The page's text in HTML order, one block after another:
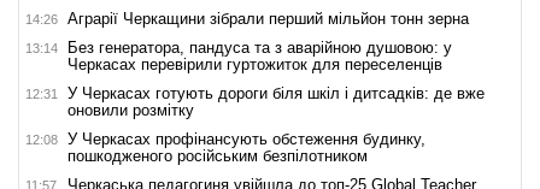
14:26 Аграрії Черкащини зібрали перший мільйон тонн зерна
13:14
Без генератора, пандуса та з аварійною душовою: у
Черкасах перевірили гуртожиток для переселенців
12:31
У Черкасах готують дороги біля шкіл і дитсадків: де вже
оновили розмітку
12:08
У Черкасах профінансують обстеження будинку,
пошкодженого російським безпілотником
11:57 Черкаська педагогиня увійшла до топ-25 Global Teacher